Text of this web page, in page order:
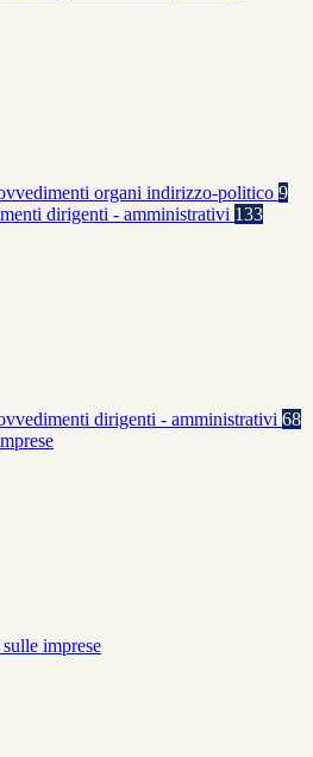
organi indirizzo-politico 9
dirigenti - amministrativi 133
dirigenti - amministrativi 68
imprese